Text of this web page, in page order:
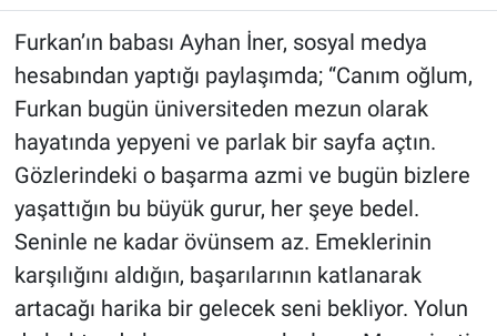
Furkan’ın babası Ayhan İner, sosyal medya
hesabından yaptığı paylaşımda; “Canım oğlum,
Furkan bugün üniversiteden mezun olarak
hayatında yepyeni ve parlak bir sayfa açtın.
Gözlerindeki o başarma azmi ve bugün bizlere
yaşattığın bu büyük gurur, her şeye bedel.
Seninle ne kadar övünsem az. Emeklerinin
karşılığını aldığın, başarılarının katlanarak
artacağı harika bir gelecek seni bekliyor. Yolun